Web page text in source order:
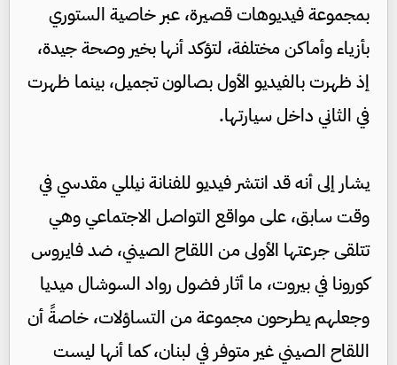
بمجموعة فيديوهات قصيرة، عبر خاصية الستوري
بأزياء وأماكن مختلفة، لتؤكد أنها بخير وصحة جيدة،
إذ ظهرت بالفيديو الأول بصالون تجميل، بينما ظهرت
في الثاني داخل سيارتها.
يشار إلى أنه قد انتشر فيديو للفنانة نيللي مقدسي في
وقت سابق، على مواقع التواصل الاجتماعي وهي
تتلقى جرعتها الأولى من اللقاح الصيني، ضد فايروس
كورونا في بيروت، ما أثار فضول رواد السوشال ميديا
وجعلهم يطرحون مجموعة من التساؤلات، خاصةً أن
اللقاح الصيني غير متوفر في لبنان، كما أنها ليست